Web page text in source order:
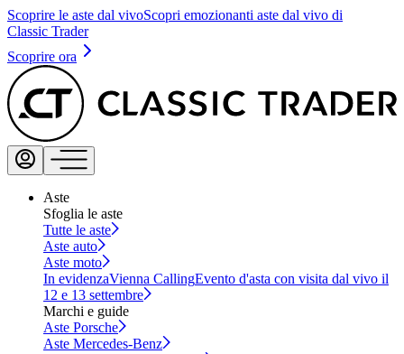
Scoprire le aste dal vivoScopri emozionanti aste dal vivo di
Classic Trader
Scoprire ora
Aste
Sfoglia le aste
Tutte le aste
Aste auto
Aste moto
In evidenzaVienna CallingEvento d'asta con visita dal vivo il
12 e 13 settembre
Marchi e guide
Aste Porsche
Aste Mercedes-Benz